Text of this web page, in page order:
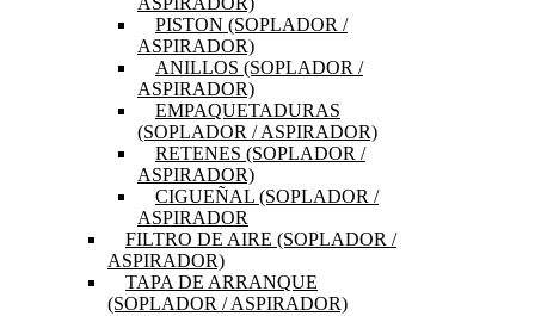
PISTON (SOPLADOR /
ASPIRADOR)
ANILLOS (SOPLADOR /
ASPIRADOR)
EMPAQUETADURAS
(SOPLADOR / ASPIRADOR)
RETENES (SOPLADOR /
ASPIRADOR)
CIGUEÑAL (SOPLADOR /
ASPIRADOR
FILTRO DE AIRE (SOPLADOR /
ASPIRADOR)
TAPA DE ARRANQUE
(SOPLADOR / ASPIRADOR)